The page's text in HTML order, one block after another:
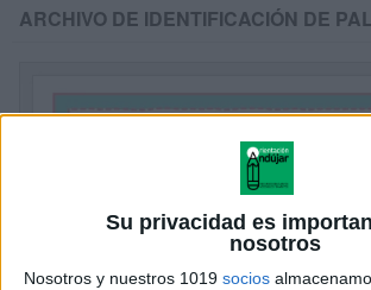
Su privacidad es
nosotros
Nosotros y nuestros 1019 socios
ARCHIVO DE IDENTIFICACIÓN DE